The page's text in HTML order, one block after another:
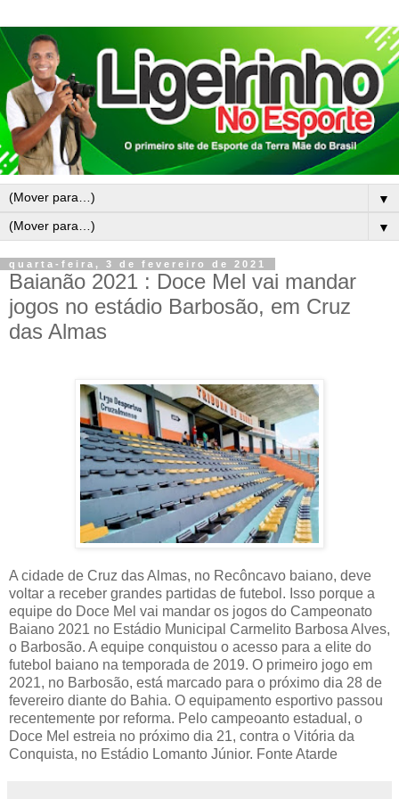
▼
▼
quarta-feira, 3 de fevereiro de 2021
Baianão 2021 : Doce Mel vai mandar
jogos no estádio Barbosão, em Cruz
das Almas
A cidade de Cruz das Almas, no Recôncavo baiano, deve
voltar a receber grandes partidas de futebol. Isso porque a
equipe do Doce Mel vai mandar os jogos do Campeonato
Baiano 2021 no Estádio Municipal Carmelito Barbosa Alves,
o Barbosão. A equipe conquistou o acesso para a elite do
futebol baiano na temporada de 2019. O primeiro jogo em
2021, no Barbosão, está marcado para o próximo dia 28 de
fevereiro diante do Bahia. O equipamento esportivo passou
recentemente por reforma. Pelo campeoanto estadual, o
Doce Mel estreia no próximo dia 21, contra o Vitória da
Conquista, no Estádio Lomanto Júnior. Fonte Atarde